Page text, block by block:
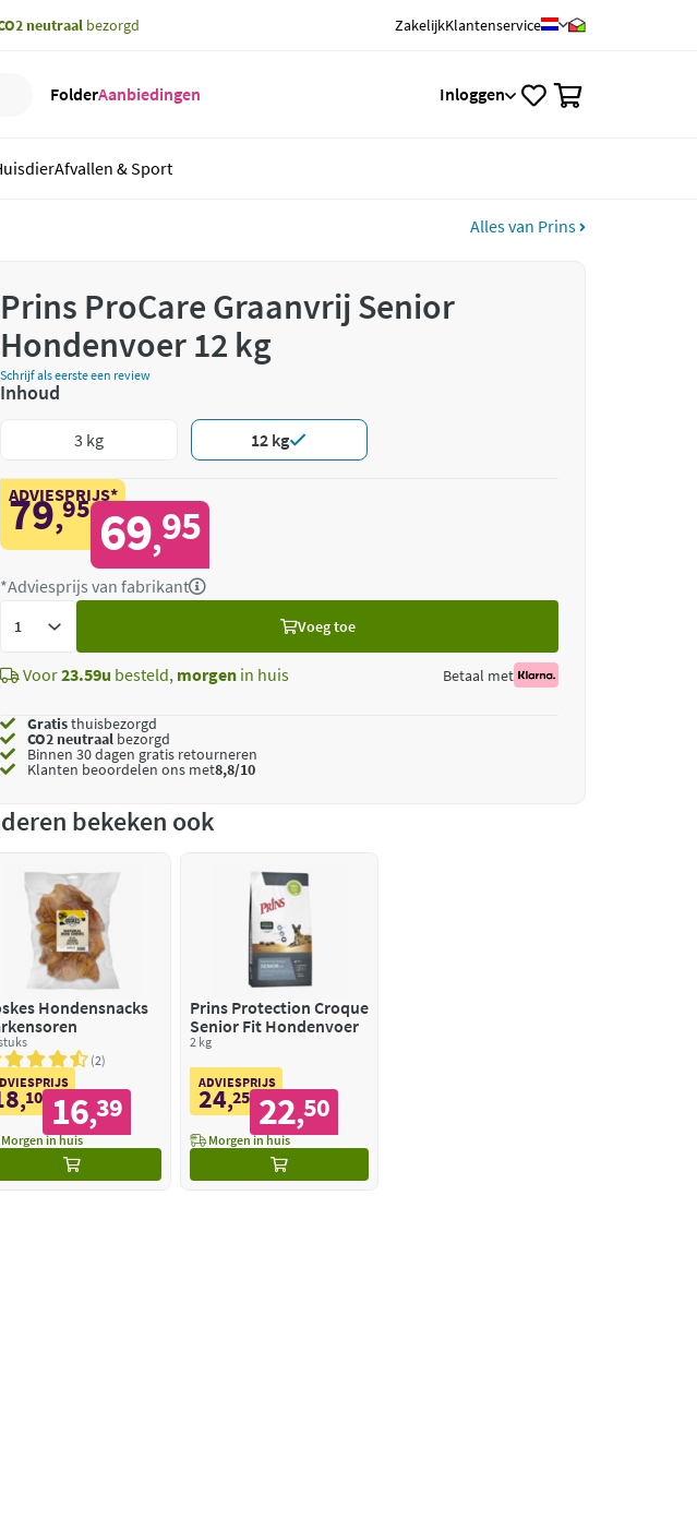
neutraal bezorgd ZakelijkKlantenservice
FolderAanbiedingen Inloggen
Afvallen & Sport
Alles van Prins
Prins ProCare Graanvrij Senior
Hondenvoer 12 kg
Schrijf als eerste een review
Inhoud
3 kg 12 kg
ADVIESPRIJS*
79,95 69,95
*Adviesprijs van fabrikant
Voeg toe
Voor23.59u besteld, morgen in huis Betaal met
Gratisthuisbezorgd
CO2 neutraal bezorgd
Binnen 30 dagen gratis retourneren
Klanten beoordelen ons met8,8/10
bekeken ook
Hondensnacks
2
,10 16,39
Morgen in huis
Prins Protection Croque
Senior Fit Hondenvoer
2 kg
ADVIESPRIJS
24,25 22,50
Morgen in huis